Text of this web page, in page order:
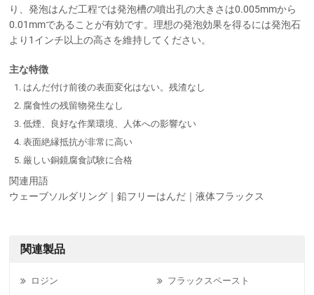
り、発泡はんだ工程では発泡槽の噴出孔の大きさは0.005mmから
0.01mmであることが有効です。理想の発泡効果を得るには発泡石
より1インチ以上の高さを維持してください。
主な特徴
はんだ付け前後の表面変化はない。残渣なし
腐食性の残留物発生なし
低煙、良好な作業環境、人体への影響ない
表面絶縁抵抗が非常に高い
厳しい銅鏡腐食試験に合格
関連用語
ウェーブソルダリング｜鉛フリーはんだ｜液体フラックス
関連製品
ロジン
フラックスペースト